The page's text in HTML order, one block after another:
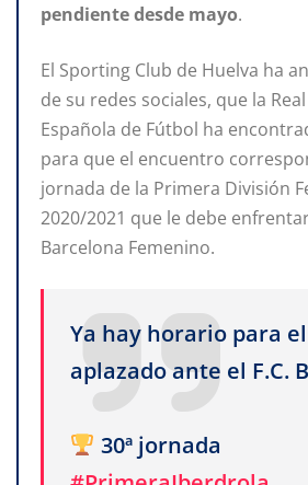
pendiente desde mayo.
El Sporting Club de Huelva ha
de su redes sociales, que la
Española de Fútbol ha
para que el encuentro
jornada de la Primera División
2020/2021 que le debe
Barcelona Femenino.
Ya hay horario para
aplazado ante el F.C.
30ª jornada